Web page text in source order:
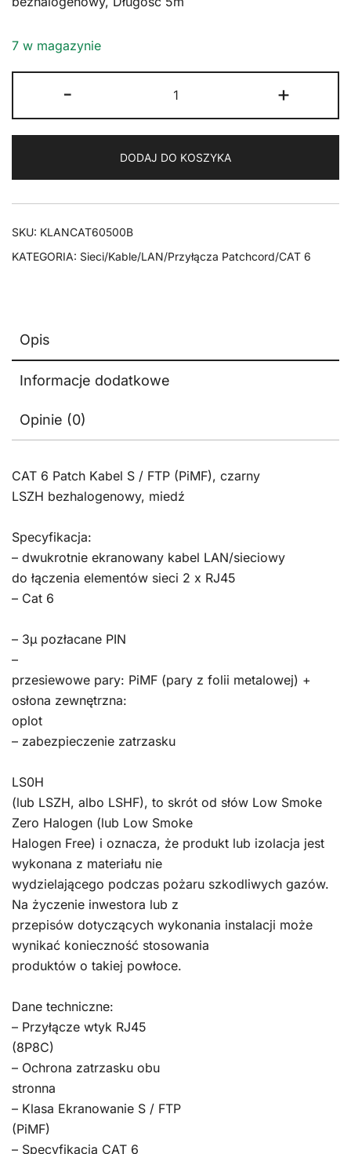
7 w magazynie
-
Kabel
LAN
CAT
6
S/FTP
5m
+
DODAJ DO KOSZYKA
SKU: KLANCAT60500B
KATEGORIA: Sieci/Kable/LAN/Przyłącza Patchcord/CAT 6
Opis
Informacje dodatkowe
Opinie (0)
CAT 6 Patch Kabel S / FTP (PiMF), czarny
LSZH bezhalogenowy, miedź
Specyfikacja:
– dwukrotnie ekranowany kabel LAN/sieciowy
do łączenia elementów sieci 2 x RJ45
– Cat 6
– 3μ pozłacane PIN
–
przesiewowe pary: PiMF (pary z folii metalowej) +
osłona zewnętrzna:
oplot
– zabezpieczenie zatrzasku
LS0H
(lub LSZH, albo LSHF), to skrót od słów Low Smoke
Zero Halogen (lub Low Smoke
Halogen Free) i oznacza, że produkt lub izolacja jest
wykonana z materiału nie
wydzielającego podczas pożaru szkodliwych gazów.
Na życzenie inwestora lub z
przepisów dotyczących wykonania instalacji może
wynikać konieczność stosowania
produktów o takiej powłoce.
Dane techniczne:
– Przyłącze wtyk RJ45
(8P8C)
– Ochrona zatrzasku obu
stronna
– Klasa Ekranowanie S / FTP
(PiMF)
– Specyfikacja CAT 6